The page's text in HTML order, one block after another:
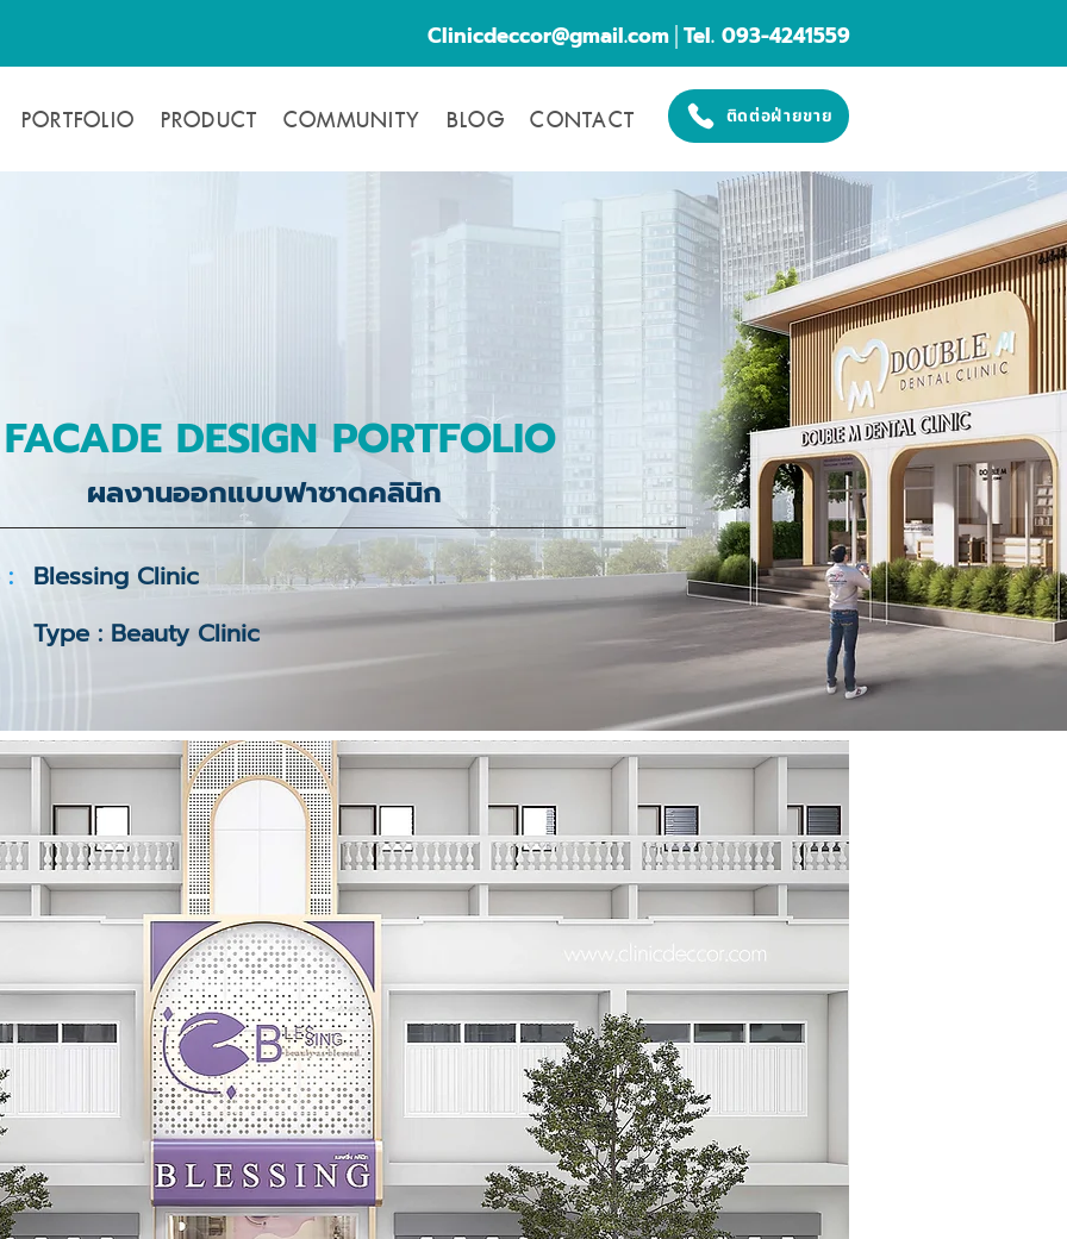
Clinicdeccor@gmail.com│Tel. 093-4241559
PORTFOLIO PRODUCT COMMUNITY BLOG CONTACT ติดต่อฝ่ายขาย
FACADE DESIGN PORTFOLIO
ผลงานออกแบบฟาซาดคลินิก
: Blessing Clinic
Type : Beauty Clinic